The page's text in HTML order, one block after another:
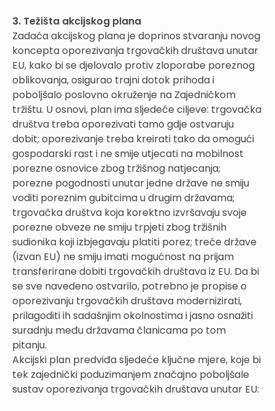
3. Težišta akcijskog plana
Zadaća akcijskog plana je doprinos stvaranju novog
koncepta oporezivanja trgovačkih društava unutar
EU, kako bi se djelovalo protiv zloporabe poreznog
oblikovanja, osigurao trajni dotok prihoda i
poboljšalo poslovno okruženje na Zajedničkom
tržištu. U osnovi, plan ima sljedeće ciljeve: trgovačka
društva treba oporezivati tamo gdje ostvaruju
dobit; oporezivanje treba kreirati tako da omogući
gospodarski rast i ne smije utjecati na mobilnost
porezne osnovice zbog tržišnog natjecanja;
porezne pogodnosti unutar jedne države ne smiju
voditi poreznim gubitcima u drugim državama;
trgovačka društva koja korektno izvršavaju svoje
porezne obveze ne smiju trpjeti zbog tržišnih
sudionika koji izbjegavaju platiti porez; treće države
(izvan EU) ne smiju imati mogućnost na prijam
transferirane dobiti trgovačkih društava iz EU. Da bi
se sve navedeno ostvarilo, potrebno je propise o
oporezivanju trgovačkih društava modernizirati,
prilagoditi ih sadašnjim okolnostima i jasno osnažiti
suradnju među državama članicama po tom
pitanju.
Akcijski plan predviđa sljedeće ključne mjere, koje bi
tek zajednički poduzimanjem značajno poboljšale
sustav oporezivanja trgovačkih društava unutar EU: